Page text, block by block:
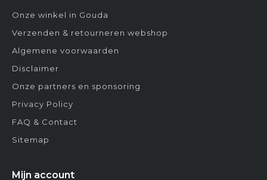
Onze winkel in Gouda
Verzenden & retourneren webshop
Algemene voorwaarden
Disclaimer
Onze partners en sponsoring
Privacy Policy
FAQ & Contact
Sitemap
Mijn account